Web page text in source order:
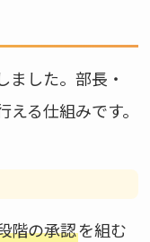
した。部長・
る仕組みです。
階の承認を組む